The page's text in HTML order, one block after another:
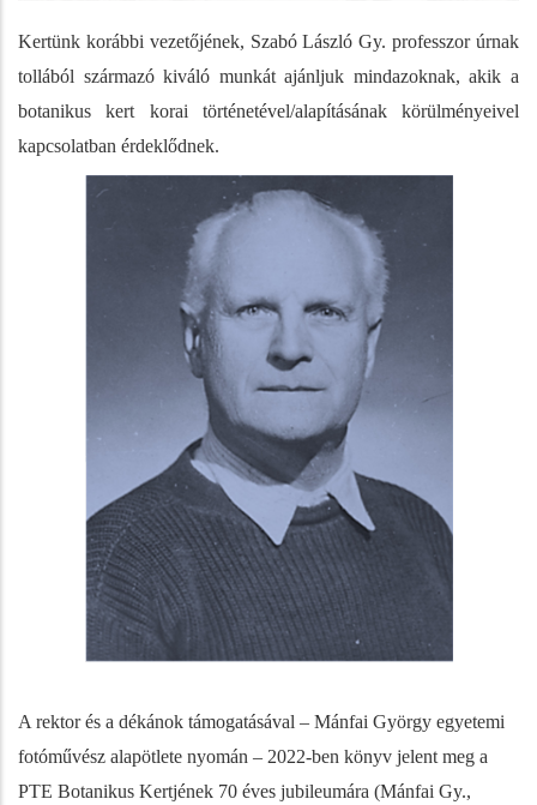
Kertünk korábbi vezetőjének, Szabó László Gy. professzor úrnak
tollából származó kiváló munkát ajánljuk mindazoknak, akik a
botanikus kert korai történetével/alapításának körülményeivel
kapcsolatban érdeklődnek.
A rektor és a dékánok támogatásával – Mánfai György egyetemi
fotóművész alapötlete nyomán – 2022-ben könyv jelent meg a
PTE Botanikus Kertjének 70 éves jubileumára (Mánfai Gy.,